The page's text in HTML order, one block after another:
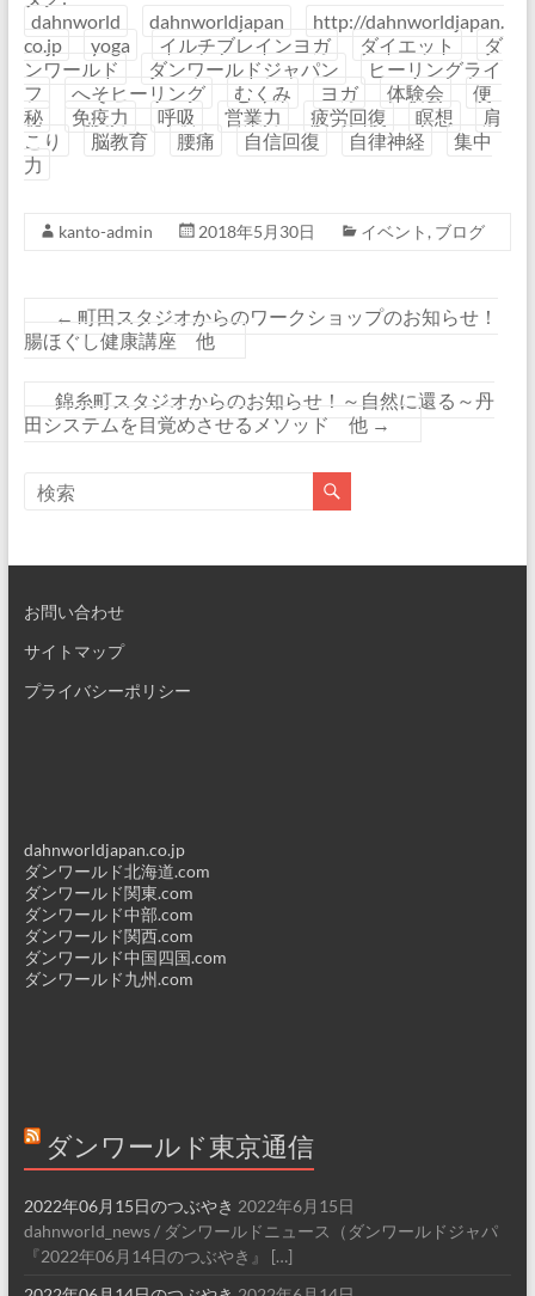
dahnworld
dahnworldjapan
http://dahnworldjapan.
co.jp
yoga イルチブレインヨガ ダイエット
ダ
ンワールド
ダンワールドジャパン
ヒーリングライ
フ
へそヒーリング むくみ ヨガ 体験会
便
秘
免疫力 呼吸 営業力 疲労回復 瞑想
肩
こり
脳教育 腰痛 自信回復 自律神経
集中
力
kanto-admin 2018年5月30日 イベント , ブログ
← 町田スタジオからのワークショップのお知らせ！
腸ほぐし健康講座 他
錦糸町スタジオからのお知らせ！～自然に還る～丹
田システムを目覚めさせるメソッド 他 →
お問い合わせ
サイトマップ
プライバシーポリシー
dahnworldjapan.co.jp
ダンワールド北海道.com
ダンワールド関東.com
ダンワールド中部.com
ダンワールド関西.com
ダンワールド中国四国.com
ダンワールド九州.com
ダンワールド東京通信
2022年06月15日のつぶやき 2022年6月15日
dahnworld_news / ダンワールドニュース（ダンワールドジャパ
『2022年06月14日のつぶやき』 […]